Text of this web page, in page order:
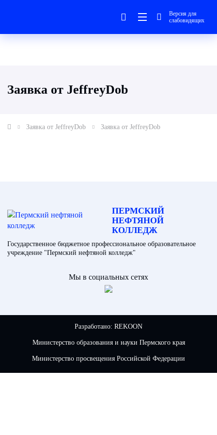
Версия для
слабовидящих
Заявка от JeffreyDob
Заявка от JeffreyDob Заявка от JeffreyDob
ПЕРМСКИЙ
НЕФТЯНОЙ
КОЛЛЕДЖ
Государственное бюджетное профессиональное образовательное
учреждение "Пермский нефтяной колледж"
Мы в социальных сетях
Разработано: REKOON
Министерство образования и науки Пермского края
Министерство просвещения Российской Федерации